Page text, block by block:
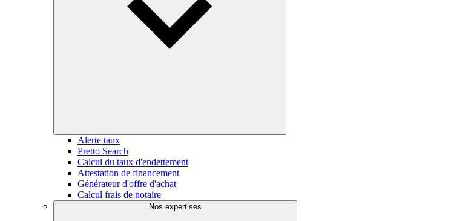
Alerte taux
Pretto Search
Calcul du taux d'endettement
Attestation de financement
Générateur d'offre d'achat
Calcul frais de notaire
Nos expertises